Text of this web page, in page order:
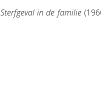
Sterfgeval in de familie